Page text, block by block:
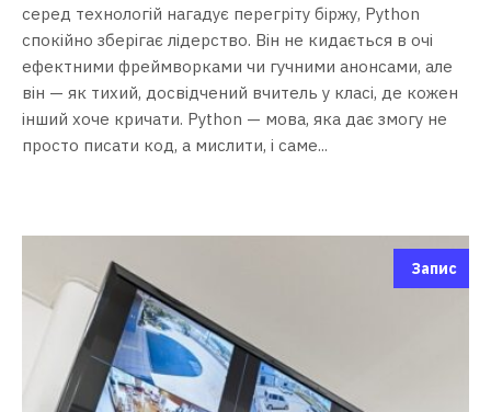
серед технологій нагадує перегріту біржу, Python
спокійно зберігає лідерство. Він не кидається в очі
ефектними фреймворками чи гучними анонсами, але
він — як тихий, досвідчений вчитель у класі, де кожен
інший хоче кричати. Python — мова, яка дає змогу не
просто писати код, а мислити, і саме...
Запис